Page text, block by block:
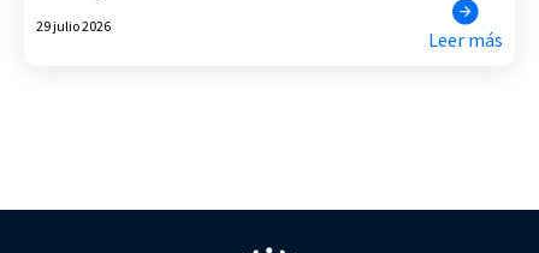
29 julio 2026
Leer más